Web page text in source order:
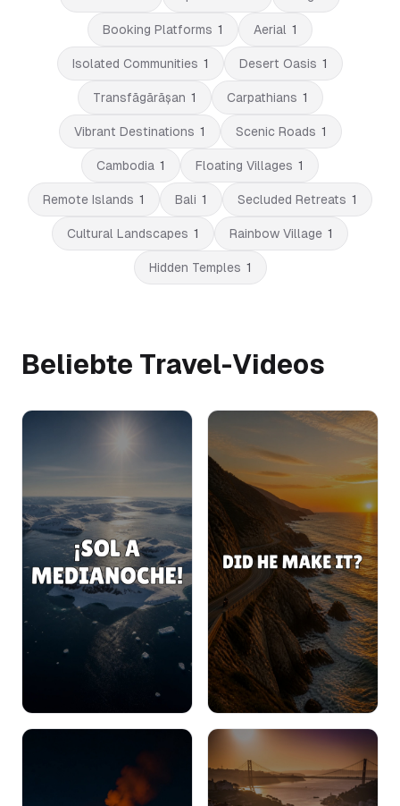
Booking Platforms 1 Aerial 1
Isolated Communities 1 Desert Oasis 1
Transfăgărășan 1 Carpathians 1
Vibrant Destinations 1 Scenic Roads 1
Cambodia 1 Floating Villages 1
Remote Islands 1 Bali 1 Secluded Retreats 1
Cultural Landscapes 1 Rainbow Village 1
Hidden Temples 1
Beliebte Travel-Videos